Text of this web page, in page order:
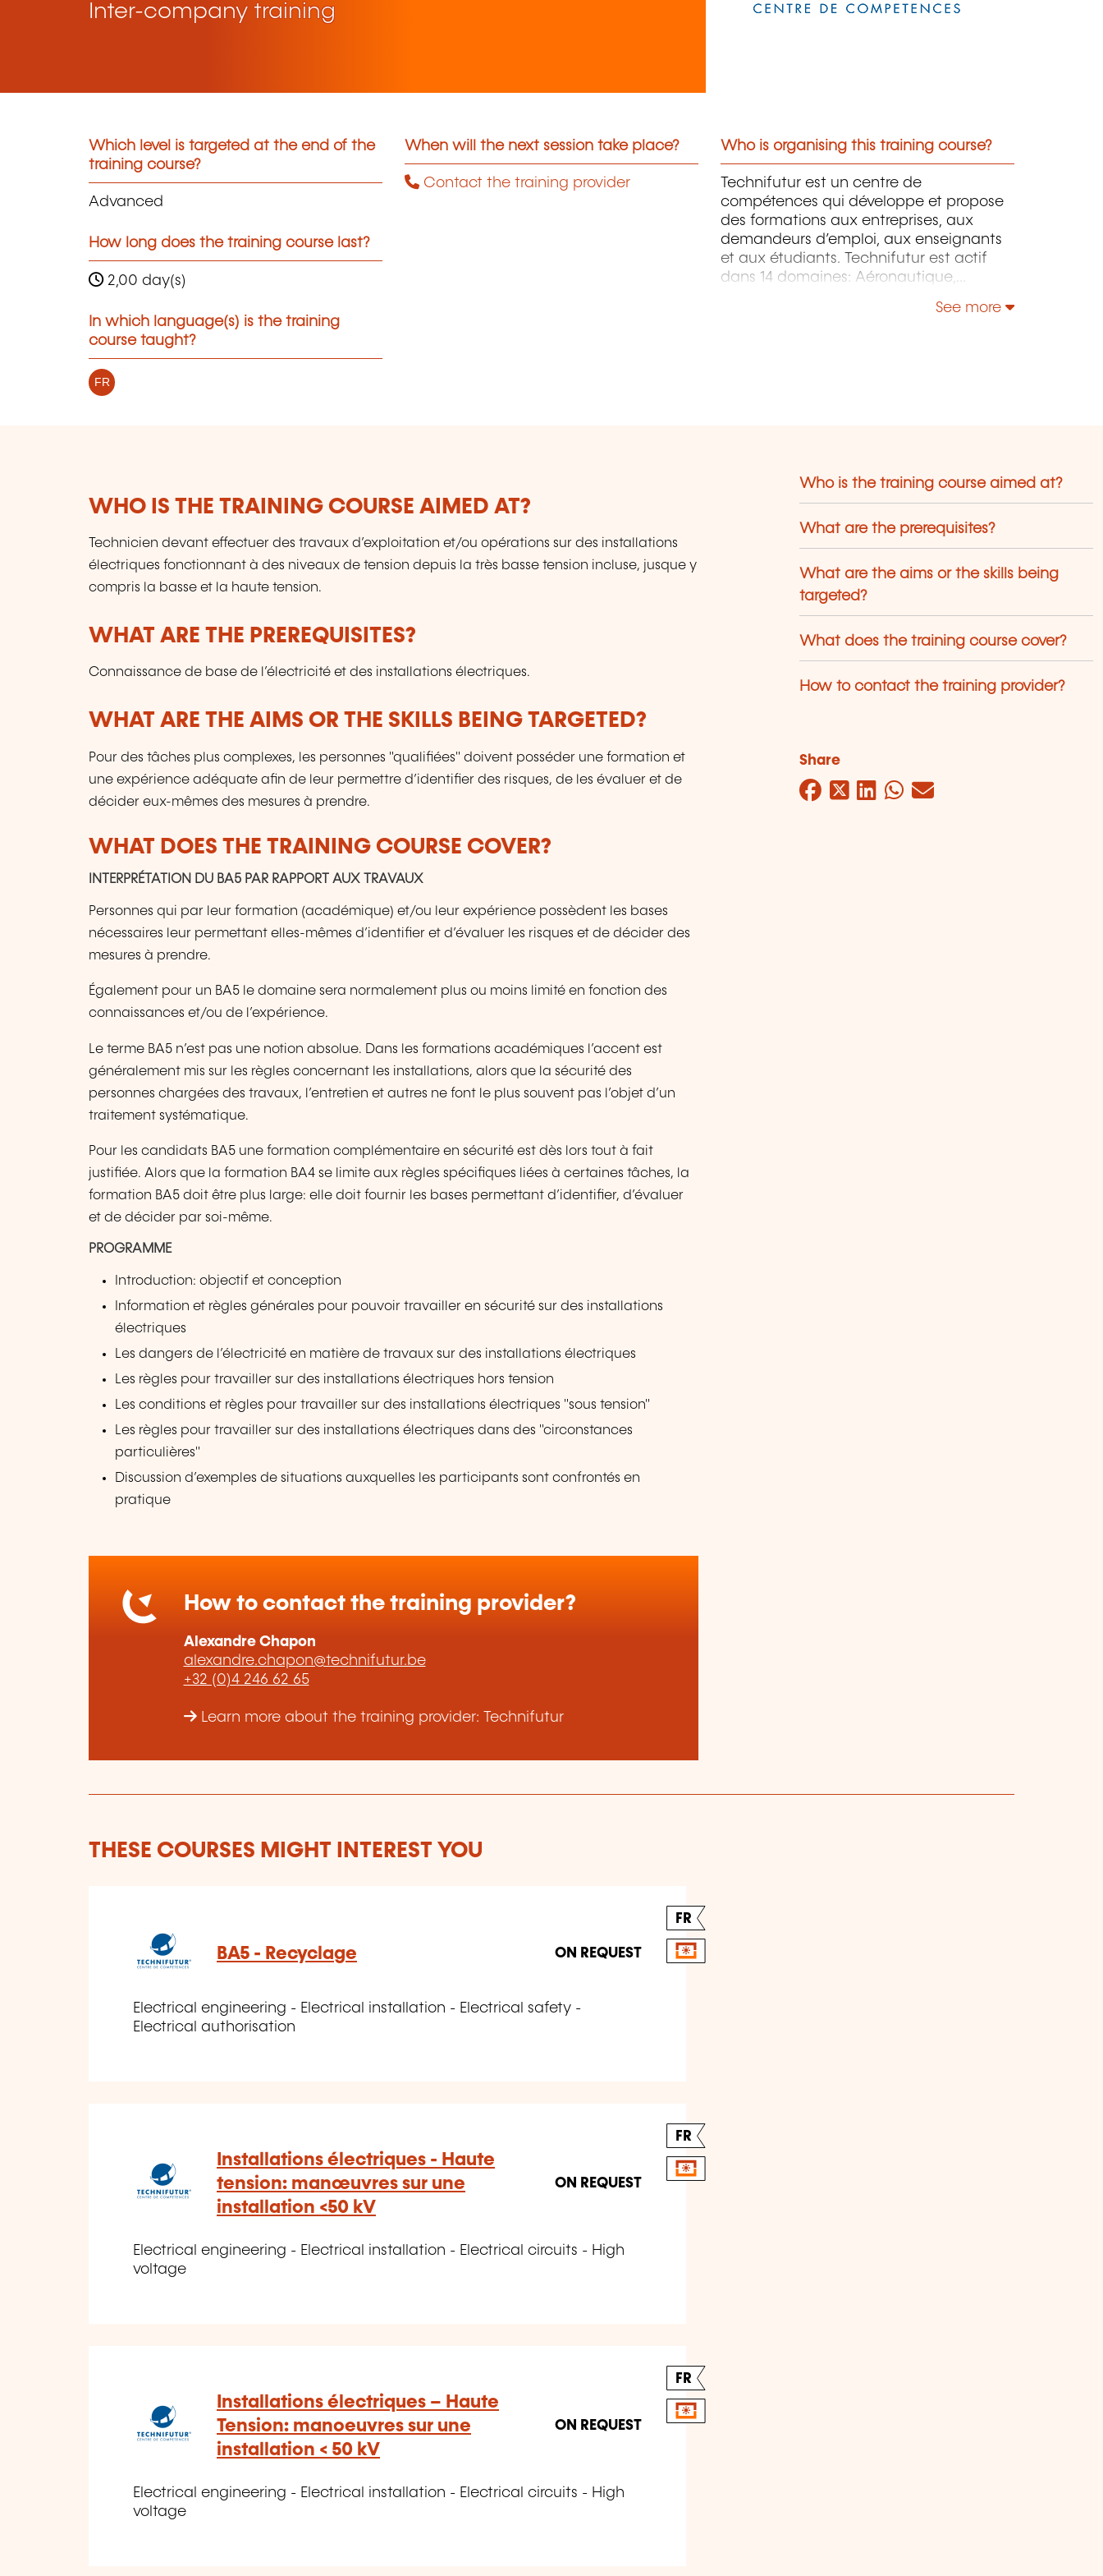
Inter-company training
Which level is targeted at the end of the
training course?
Advanced
How long does the training course last?
2,00 day(s)
In which language(s) is the training
course taught?
FR
When will the next session take place?
Contact the training provider
Who is organising this training course?
Technifutur est un centre de
compétences qui développe et propose
des formations aux entreprises, aux
demandeurs d’emploi, aux enseignants
et aux étudiants. Technifutur est actif
dans 14 domaines: Aéronautique,
Énergie et Environnement, Image et
See more
WHO IS THE TRAINING COURSE AIMED AT?
Technicien devant effectuer des travaux d’exploitation et/ou opérations sur des installations
électriques fonctionnant à des niveaux de tension depuis la très basse tension incluse, jusque y
compris la basse et la haute tension.
WHAT ARE THE PREREQUISITES?
Connaissance de base de l’électricité et des installations électriques.
WHAT ARE THE AIMS OR THE SKILLS BEING TARGETED?
Pour des tâches plus complexes, les personnes "qualifiées" doivent posséder une formation et
une expérience adéquate afin de leur permettre d’identifier des risques, de les évaluer et de
décider eux-mêmes des mesures à prendre.
WHAT DOES THE TRAINING COURSE COVER?
INTERPRÉTATION DU BA5 PAR RAPPORT AUX TRAVAUX
Personnes qui par leur formation (académique) et/ou leur expérience possèdent les bases
nécessaires leur permettant elles-mêmes d’identifier et d’évaluer les risques et de décider des
mesures à prendre.
Également pour un BA5 le domaine sera normalement plus ou moins limité en fonction des
connaissances et/ou de l’expérience.
Le terme BA5 n’est pas une notion absolue. Dans les formations académiques l’accent est
généralement mis sur les règles concernant les installations, alors que la sécurité des
personnes chargées des travaux, l’entretien et autres ne font le plus souvent pas l’objet d’un
traitement systématique.
Pour les candidats BA5 une formation complémentaire en sécurité est dès lors tout à fait
justifiée. Alors que la formation BA4 se limite aux règles spécifiques liées à certaines tâches, la
formation BA5 doit être plus large: elle doit fournir les bases permettant d’identifier, d’évaluer
et de décider par soi-même.
PROGRAMME
Introduction: objectif et conception
Information et règles générales pour pouvoir travailler en sécurité sur des installations
électriques
Les dangers de l’électricité en matière de travaux sur des installations électriques
Les règles pour travailler sur des installations électriques hors tension
Les conditions et règles pour travailler sur des installations électriques "sous tension"
Les règles pour travailler sur des installations électriques dans des "circonstances
particulières"
Discussion d’exemples de situations auxquelles les participants sont confrontés en
pratique
How to contact the training provider?
Alexandre Chapon
alexandre.chapon@technifutur.be
+32 (0)4 246 62 65
Learn more about the training provider: Technifutur
Who is the training course aimed at?
What are the prerequisites?
What are the aims or the skills being
targeted?
What does the training course cover?
How to contact the training provider?
Share
Facebook
Twitter
LinkedIn
WhatsApp
Mail
THESE COURSES MIGHT INTEREST YOU
FR
BA5 - Recyclage ON REQUEST
Electrical engineering - Electrical installation - Electrical safety -
Electrical authorisation
FR
Installations électriques - Haute
tension: manœuvres sur une
installation <50 kV
ON REQUEST
Electrical engineering - Electrical installation - Electrical circuits - High
voltage
FR
Installations électriques – Haute
Tension: manoeuvres sur une
installation < 50 kV
ON REQUEST
Electrical engineering - Electrical installation - Electrical circuits - High
voltage